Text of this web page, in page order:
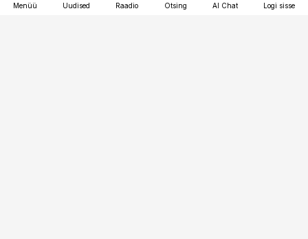
Menüü Uudised Raadio Otsing AI Chat Logi sisse